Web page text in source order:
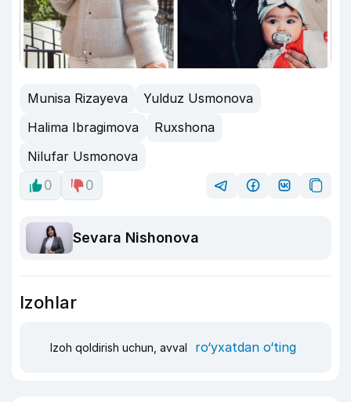
Munisa Rizayeva
Yulduz Usmonova
Halima Ibragimova
Ruxshona
Nilufar Usmonova
0
0
Sevara Nishonova
Izohlar
Izoh qoldirish uchun, avval ro‘yxatdan o‘ting